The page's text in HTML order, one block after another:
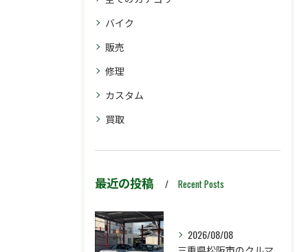
バイク
販売
修理
カスタム
買取
最近の投稿 Recent Posts
2026/08/08